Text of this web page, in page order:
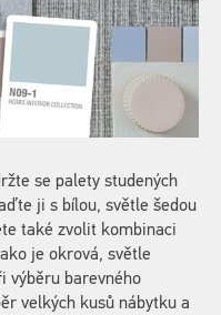
se palety studených
ji s bílou, světle šedou
také zvolit kombinaci
je okrová, světle
výběru barevného
velkých kusů nábytku a